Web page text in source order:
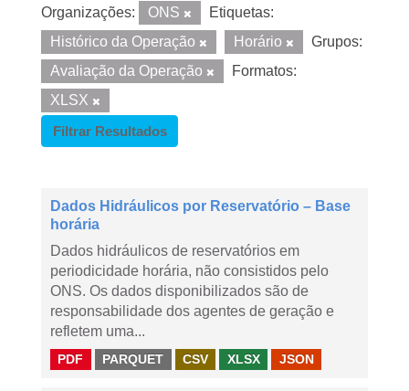
Organizações: ONS
Etiquetas:
Histórico da Operação
Horário
Grupos:
Avaliação da Operação
Formatos:
XLSX
Filtrar Resultados
Dados Hidráulicos por Reservatório – Base
horária
Dados hidráulicos de reservatórios em
periodicidade horária, não consistidos pelo
ONS. Os dados disponibilizados são de
responsabilidade dos agentes de geração e
refletem uma...
PDF PARQUET CSV XLSX JSON